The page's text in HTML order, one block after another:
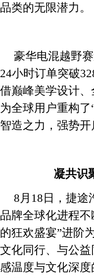
品类的无限潜力。
豪华电混越野
24小时订单突破
借巅峰美学设计
为全球用户重构
智造之力，强势
凝共识
8月18日，捷途
品牌全球化进程
的狂欢盛宴”进阶
文化同行、与公
感温度与文化深